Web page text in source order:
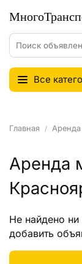
Все
Главная Аренда
Аренда
Не найдено
добавить